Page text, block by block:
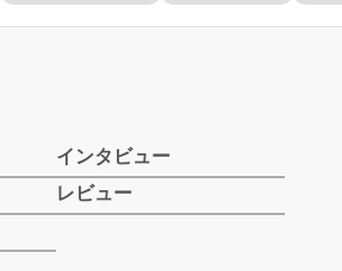
インタビュー
レビュー